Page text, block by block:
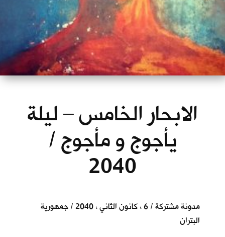
الابحار الخامس – ليلة
يأجوج و مأجوج /
2040
مدونة مشتركة / 6 ، كانون الثاني ، 2040 / جمهورية
البتران